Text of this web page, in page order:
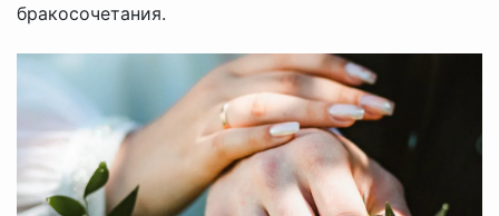
бракосочетания.